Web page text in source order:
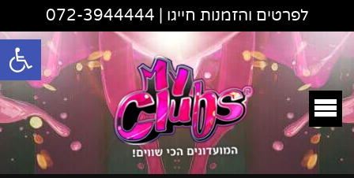
פתח
לפרטים והזמנות חייגו | 072-3944444